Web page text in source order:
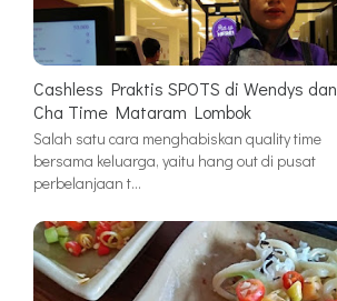
Cashless Praktis SPOTS di Wendys dan
Cha Time Mataram Lombok
Salah satu cara menghabiskan quality time
bersama keluarga, yaitu hang out di pusat
perbelanjaan t…